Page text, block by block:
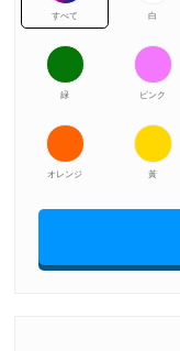
すべて 白
緑 ピンク
オレンジ 黃